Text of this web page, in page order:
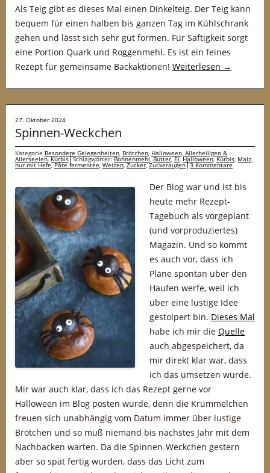
Als Teig gibt es dieses Mal einen Dinkelteig. Der Teig kann
bequem für einen halben bis ganzen Tag im Kühlschrank
gehen und lässt sich sehr gut formen. Für Saftigkeit sorgt
eine Portion Quark und Roggenmehl. Es ist ein feines
Rezept für gemeinsame Backaktionen! Weiterlesen →
27. Oktober 2024
Spinnen-Weckchen
Kategorie Besondere Gelegenheiten, Brötchen, Halloween, Allerheiligen &
Allerseelen,Kürbis Schlagwörter:Bohnenmehl,Butter,Ei, Halloween,Kürbis, Malz,
nur mit Hefe,Pâte fermentée, Weizen,Zucker,Zuckeraugen 3 Kommentare
Der Blog war und ist bis
heute mehr Rezept-
Tagebuch als vorgeplant
(und vorproduziertes)
Magazin. Und so kommt
es auch vor, dass ich
Pläne spontan über den
Haufen werfe, weil ich
über eine lustige Idee
gestolpert bin. Dieses Mal
habe ich mir die Quelle
auch abgespeichert, da
mir direkt klar war, dass
ich das umsetzen würde.
Mir war auch klar, dass ich das Rezept gerne vor
Halloween im Blog posten würde, denn die Krümmelchen
freuen sich unabhängig vom Datum immer über lustige
Brötchen und so muß niemand bis nächstes Jahr mit dem
Nachbacken warten. Da die Spinnen-Weckchen gestern
aber so spät fertig wurden, dass das Licht zum